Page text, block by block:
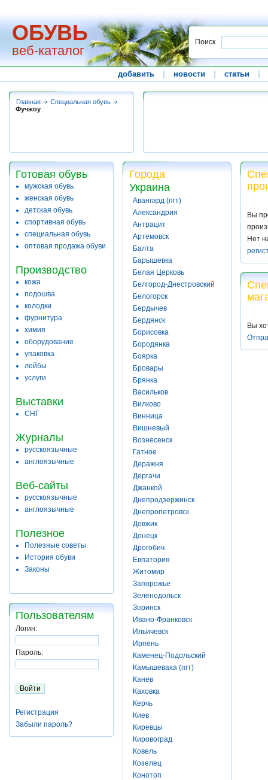
ОБУВЬ
веб-каталог
Поиск
добавить новости статьи
Главная
Специальная обувь
Фучжоу
Готовая обувь
мужская обувь
женская обувь
детская обувь
спортивная обувь
специальная обувь
оптовая продажа обуви
Производство
кожа
подошва
колодки
фурнитура
химия
оборудование
упаковка
лейбы
услуги
Выставки
СНГ
Журналы
русскоязычные
англоязычные
Веб-сайты
русскоязычные
англоязычные
Полезное
Полезные советы
История обуви
Законы
Пользователям
Логин:
Пароль:
Регистрация
Забыли пароль?
Города
Украина
Авангард (пгт)
Александрия
Антрацит
Артемовск
Балта
Барышевка
Белая Церковь
Белгород-Днестровский
Белогорск
Бердычев
Бердянск
Борисовка
Бородянка
Боярка
Бровары
Брянка
Васильков
Вилково
Винница
Вишневый
Вознесенск
Гатное
Деражня
Дергачи
Джанкой
Днепродзержинск
Днепропетровск
Довжик
Донецк
Дрогобич
Евпатория
Житомир
Запорожье
Зеленодольск
Зоринск
Ивано-Франковск
Ильичевск
Ирпень
Каменец-Подольский
Камышеваха (пгт)
Канев
Каховка
Керчь
Киев
Киревцы
Кировоград
Ковель
Козелец
Конотоп
Вы
Нет
Вы